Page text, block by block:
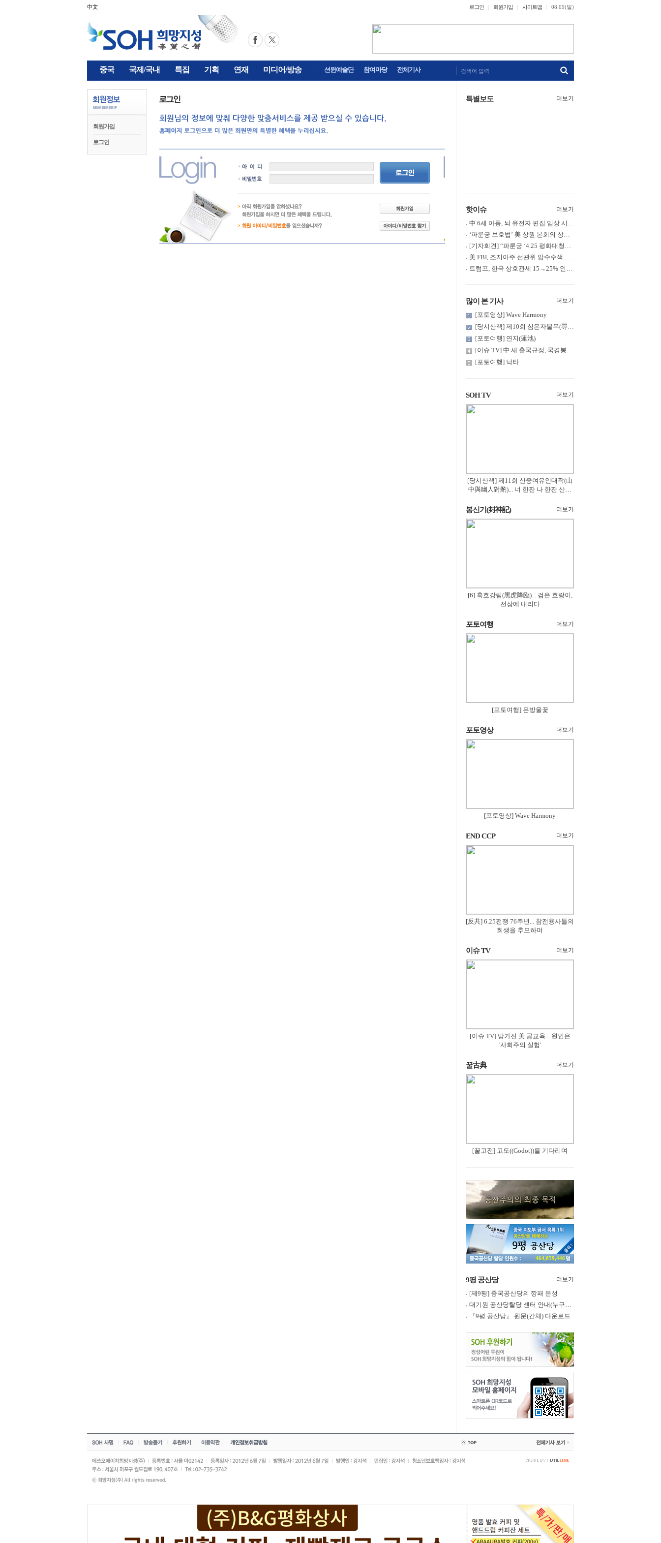
中文 로그인 회원가입 사이트맵 08.09(일)
중국 국제/국내 특집 기획 연재 미디어/방송 션윈예술단 참여마당 전체기사 검색어 입력
회원가입
로그인
특별보도 더보기
핫이슈 더보기
中 6세 아동, 뇌 유전자 편집 임상 시험 중 사망... 의료진 1년간 ....
‘파룬궁 보호법’ 美 상원 본회의 상정... 최종 입법 ‘초읽기’
[기자회견] “파룬궁 ‘4.25 평화대청원’ 기념 & 중공의 션윈 공연 .....
美 FBI, 조지아주 선관위 압수수색... 트럼프 “부정선거 증거 확보....
트럼프, 한국 상호관세 15→25% 인상... “韓 국회 무력합의 미비준”....
많이 본 기사 더보기
[포토영상] Wave Harmony
[당시산책] 제10회 심은자불우(尋隱者不遇)... 깊은 산 구름 속 어....
[포토여행] 연지(蓮池)
[이슈 TV] 中 새 출국규정, 국경봉쇄?... 특정계층 출국 규제 강화
[포토여행] 낙타
SOH TV 더보기
[당시산책] 제11회 산중여유인대작(山
中與幽人對酌)... 너 한잔 나 한잔 산의
봉신기(封神記) 더보기
[6] 흑호강림(黑虎降臨)... 검은 호랑이,
전장에 내리다
포토여행 더보기
[포토여행] 은방울꽃
포토영상 더보기
[포토영상] Wave Harmony
END CCP 더보기
[反共] 6.25전쟁 76주년... 참전용사들의
희생을 추모하며
이슈 TV 더보기
[이슈 TV] 망가진 美 공교육... 원인은
'사회주의 실험'
꿀古典 더보기
[꿀고전] 고도((Godot))를 기다리며
464,859,446
9평 공산당 더보기
[제9평] 중국공산당의 깡패 본성
대기원 공산당탈당 센터 안내(누구나 쉽게 退黨, 退團, 退隊 가능)
『9평 공산당』 원문(간체) 다운로드